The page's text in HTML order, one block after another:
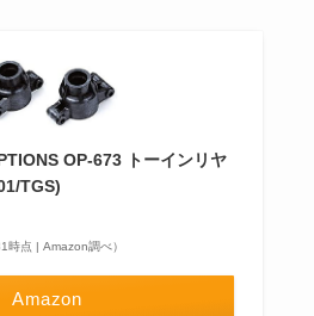
OP-673 トーインリヤ
TGS)
時点 | Amazon調べ）
Amazon